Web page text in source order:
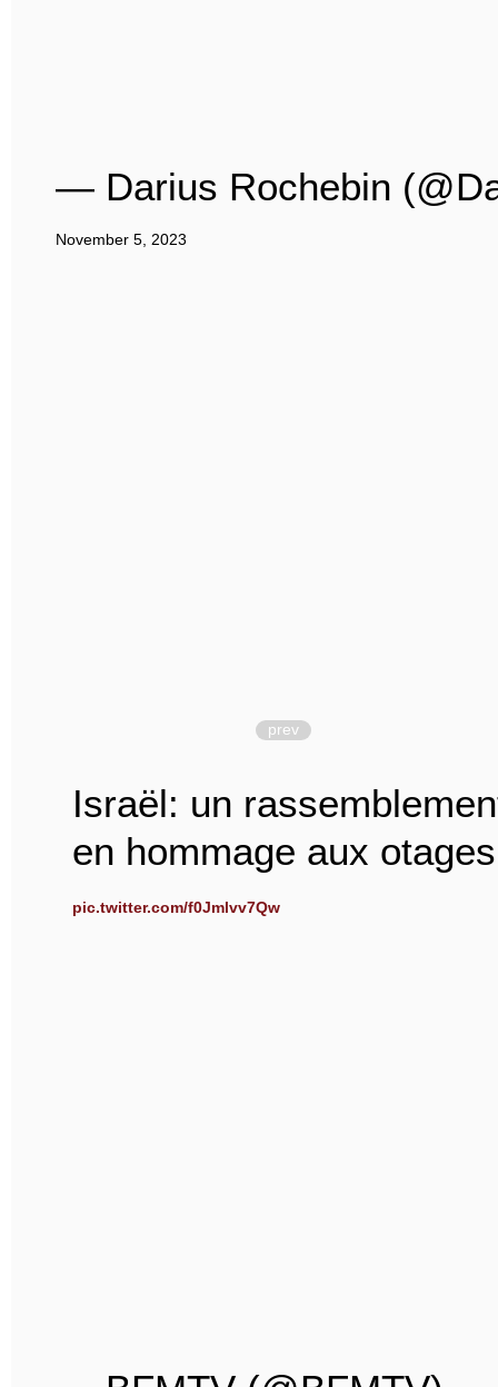
— Darius Rochebin
November 5, 2023
prev
Israël: un
en hommage aux otages
pic.twitter.com/f0Jmlvv7Qw